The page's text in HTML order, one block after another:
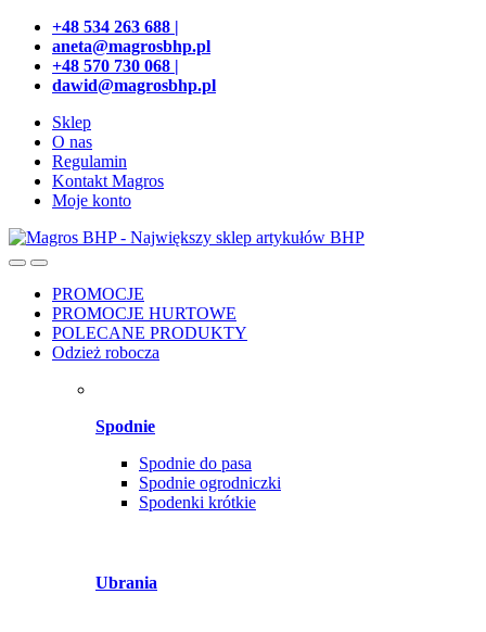
Przejdź
nawigacji
Przeskocz
treści
+48 534 263 688 |
aneta@magrosbhp.pl
+48 570 730 068 |
dawid@magrosbhp.pl
Sklep
O nas
Regulamin
Kontakt Magros
Moje konto
PROMOCJE
PROMOCJE HURTOWE
POLECANE PRODUKTY
Odzież robocza
Spodnie
Spodnie do pasa
Spodnie ogrodniczki
Spodenki krótkie
Ubrania